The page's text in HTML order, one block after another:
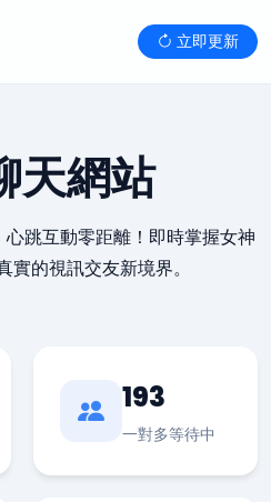
立即更新
天網站
跳互動零距離！即時掌握女神
的視訊交友新境界。
193
一對多等待中